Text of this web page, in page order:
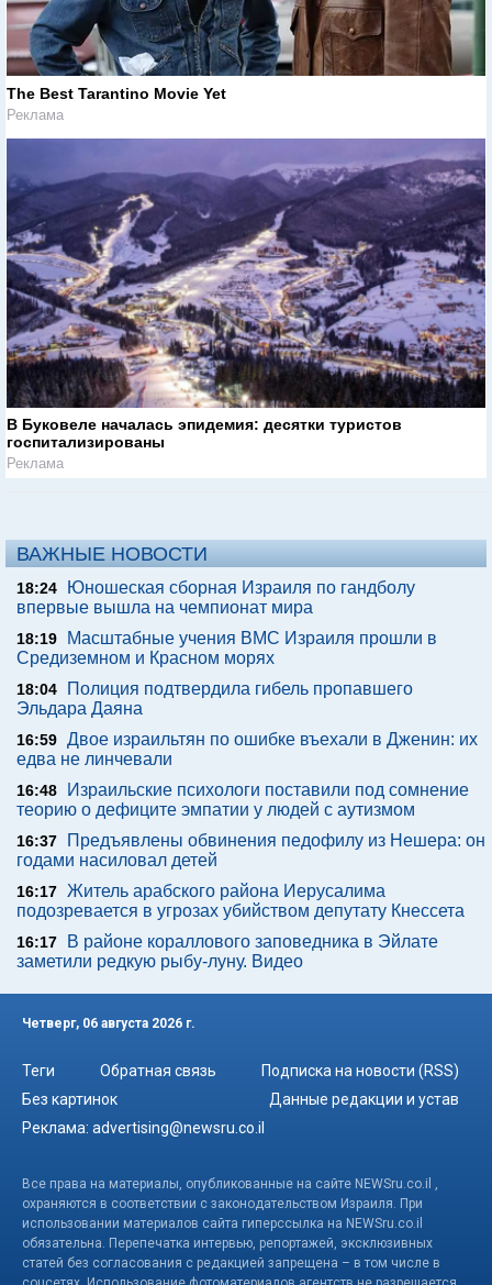
The Best Tarantino Movie Yet
Реклама
В Буковеле началась эпидемия: десятки туристов
госпитализированы
Реклама
ВАЖНЫЕ НОВОСТИ
18:24
Юношеская сборная Израиля по гандболу
впервые вышла на чемпионат мира
18:19
Масштабные учения ВМС Израиля прошли в
Средиземном и Красном морях
18:04
Полиция подтвердила гибель пропавшего
Эльдара Даяна
16:59 Двое израильтян по ошибке въехали в Дженин: их
едва не линчевали
16:48
Израильские психологи поставили под сомнение
теорию о дефиците эмпатии у людей с аутизмом
16:37
Предъявлены обвинения педофилу из Нешера: он
годами насиловал детей
16:17 Житель арабского района Иерусалима
подозревается в угрозах убийством депутату Кнессета
16:17
В районе кораллового заповедника в Эйлате
заметили редкую рыбу-луну. Видео
Четверг, 06 августа 2026 г.
Теги Обратная связь
Подписка на новости (RSS)
Без картинок
Данные редакции и устав
Реклама: advertising@newsru.co.il
Все права на материалы, опубликованные на сайте NEWSru.co.il ,
охраняются в соответствии с законодательством Израиля. При
использовании материалов сайта гиперссылка на NEWSru.co.il
обязательна. Перепечатка интервью, репортажей, эксклюзивных
статей без согласования с редакцией запрещена – в том числе в